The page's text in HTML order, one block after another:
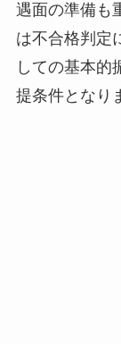
遇面の準備も
は不合格判定
しての基本的
提条件となり